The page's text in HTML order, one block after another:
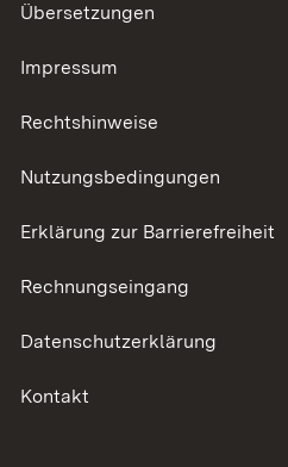
Übersetzungen
Impressum
Rechtshinweise
Nutzungsbedingungen
Erklärung zur Barrierefreiheit
Rechnungseingang
Datenschutzerklärung
Kontakt